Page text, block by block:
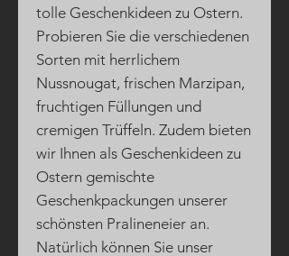
tolle Geschenkideen zu Ostern.
Probieren Sie die verschiedenen
Sorten mit herrlichem
Nussnougat, frischen Marzipan,
fruchtigen Füllungen und
cremigen Trüffeln. Zudem bieten
wir Ihnen als Geschenkideen zu
Ostern gemischte
Geschenkpackungen unserer
schönsten Pralineneier an.
Natürlich können Sie unser